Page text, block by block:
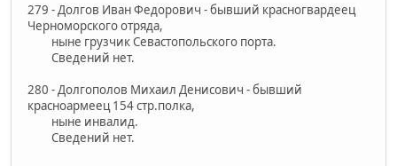
279 - Долгов Иван Федорович - бывший красногвардеец
Черноморского отряда,
ныне грузчик Севастопольского порта.
Сведений нет.
280 - Долгополов Михаил Денисович - бывший
красноармеец 154 стр.полка,
ныне инвалид.
Сведений нет.